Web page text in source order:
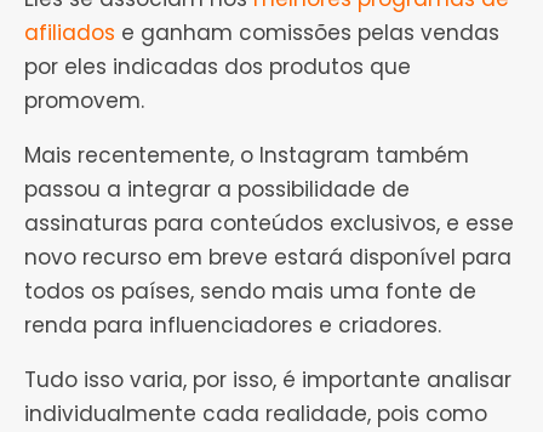
afiliados e ganham comissões pelas vendas
por eles indicadas dos produtos que
promovem.
Mais recentemente, o Instagram também
passou a integrar a possibilidade de
assinaturas para conteúdos exclusivos, e esse
novo recurso em breve estará disponível para
todos os países, sendo mais uma fonte de
renda para influenciadores e criadores.
Tudo isso varia, por isso, é importante analisar
individualmente cada realidade, pois como